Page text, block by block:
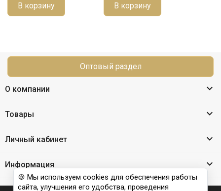
В корзину В корзину
Оптовый раздел
О компании 
Товары 
Личный кабинет 
Информация 
🍪 Мы используем cookies для обеспечения работы
сайта, улучшения его удобства, проведения